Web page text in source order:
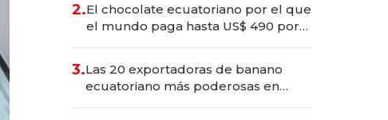
2.El chocolate ecuatoriano por el que
el mundo paga hasta US$ 490 por
3.Las 20 exportadoras de banano
ecuatoriano más poderosas en